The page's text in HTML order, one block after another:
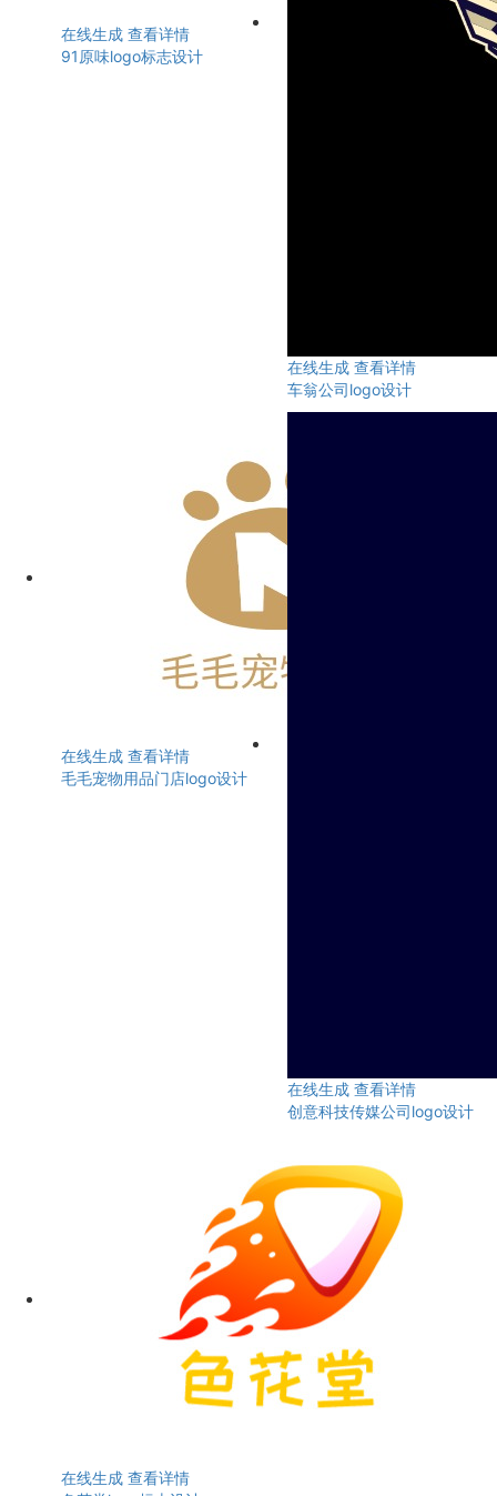
在线生成 查看详情
91原味logo标志设计
在线生成 查看详情
车翁公司logo设计
在线生成 查看详情
毛毛宠物用品门店logo设计
在线生成 查看详情
创意科技传媒公司logo设计
在线生成 查看详情